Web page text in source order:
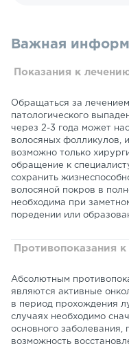
Важная
Показания к
Обращаться за
патологического
через 2-3 года может
волосяных фолликулов,
возможно только
обращение к
сохранить
волосяной покров в
необходима при
поредении или
Противопоказания
Абсолютным
являются активные
в период прохождения
случаях необходимо
основного заболевания,
возможность